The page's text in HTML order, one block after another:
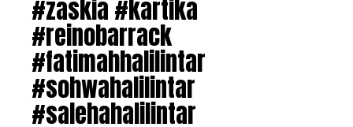
#zaskia #kartika
#reinobarrack
#fatimahhalilintar
#sohwahalilintar
#salehahalilintar